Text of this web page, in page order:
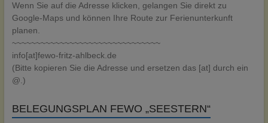
Wenn Sie auf die Adresse klicken, gelangen Sie direkt zu
Google-Maps und können Ihre Route zur Ferienunterkunft
planen.
~~~~~~~~~~~~~~~~~~~~~~~~~~~~~~~
info[at]fewo-fritz-ahlbeck.de
(Bitte kopieren Sie die Adresse und ersetzen das [at] durch ein
@.)
BELEGUNGSPLAN FEWO „SEESTERN“